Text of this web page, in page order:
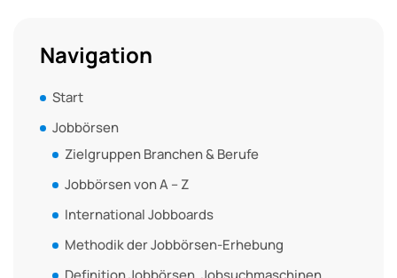
Navigation
Start
Jobbörsen
Zielgruppen Branchen & Berufe
Jobbörsen von A – Z
International Jobboards
Methodik der Jobbörsen-Erhebung